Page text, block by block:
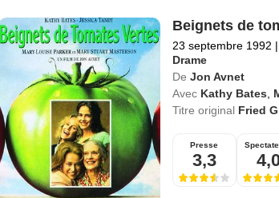
Beignets de
23 septembre 1992 |
Drame
De Jon Avnet
Avec Kathy Bates
Titre original Fried
Presse
3,3